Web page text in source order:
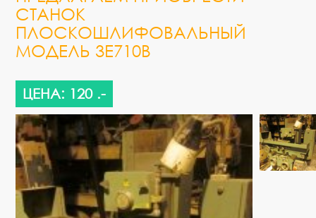
СТАНОК
ПЛОСКОШЛИФОВАЛЬНЫЙ
МОДЕЛЬ 3Е710В
ЦЕНА: 120 .-